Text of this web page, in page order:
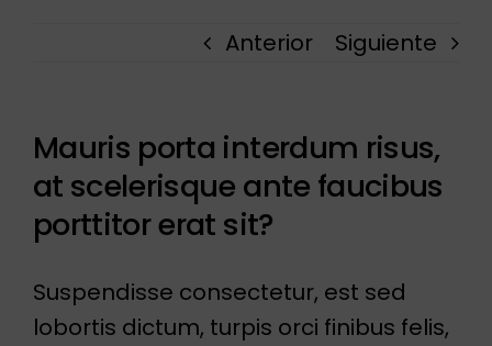
Anterior Siguiente
Mauris porta interdum risus,
at scelerisque ante faucibus
porttitor erat sit?
Suspendisse consectetur, est sed
lobortis dictum, turpis orci finibus felis,